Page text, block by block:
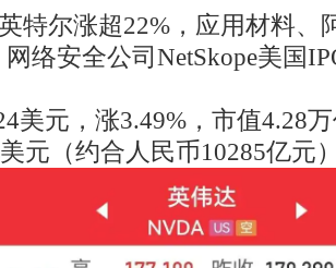
特尔涨超22%，应用材料、
络安全公司NetSkope美国
美元，涨3.49%，市值4.28
元（约合人民币10285亿元